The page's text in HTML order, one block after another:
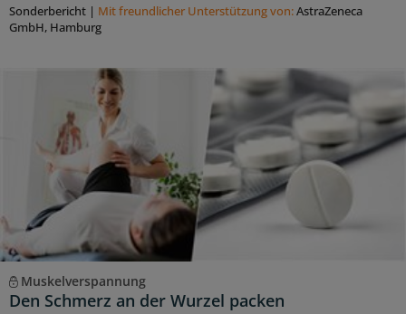
Sonderbericht | Mit freundlicher Unterstützung von:AstraZeneca
GmbH, Hamburg
Muskelverspannung
Den Schmerz an der Wurzel packen